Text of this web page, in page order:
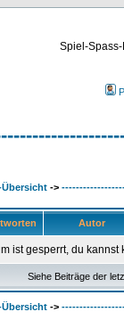
Spiel-
->
Autor
ist gesperrt, du
Siehe Beiträge der
->